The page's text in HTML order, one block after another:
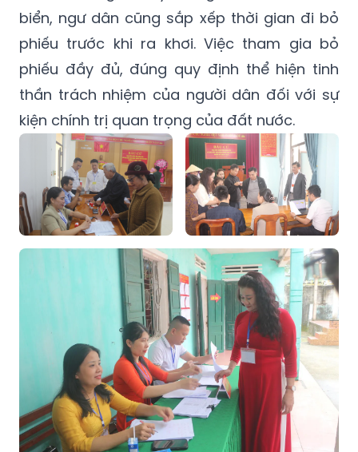
biển, ngư dân cũng sắp xếp thời gian đi bỏ
phiếu trước khi ra khơi. Việc tham gia bỏ
phiếu đầy đủ, đúng quy định thể hiện tinh
thần trách nhiệm của người dân đối với sự
kiện chính trị quan trọng của đất nước.